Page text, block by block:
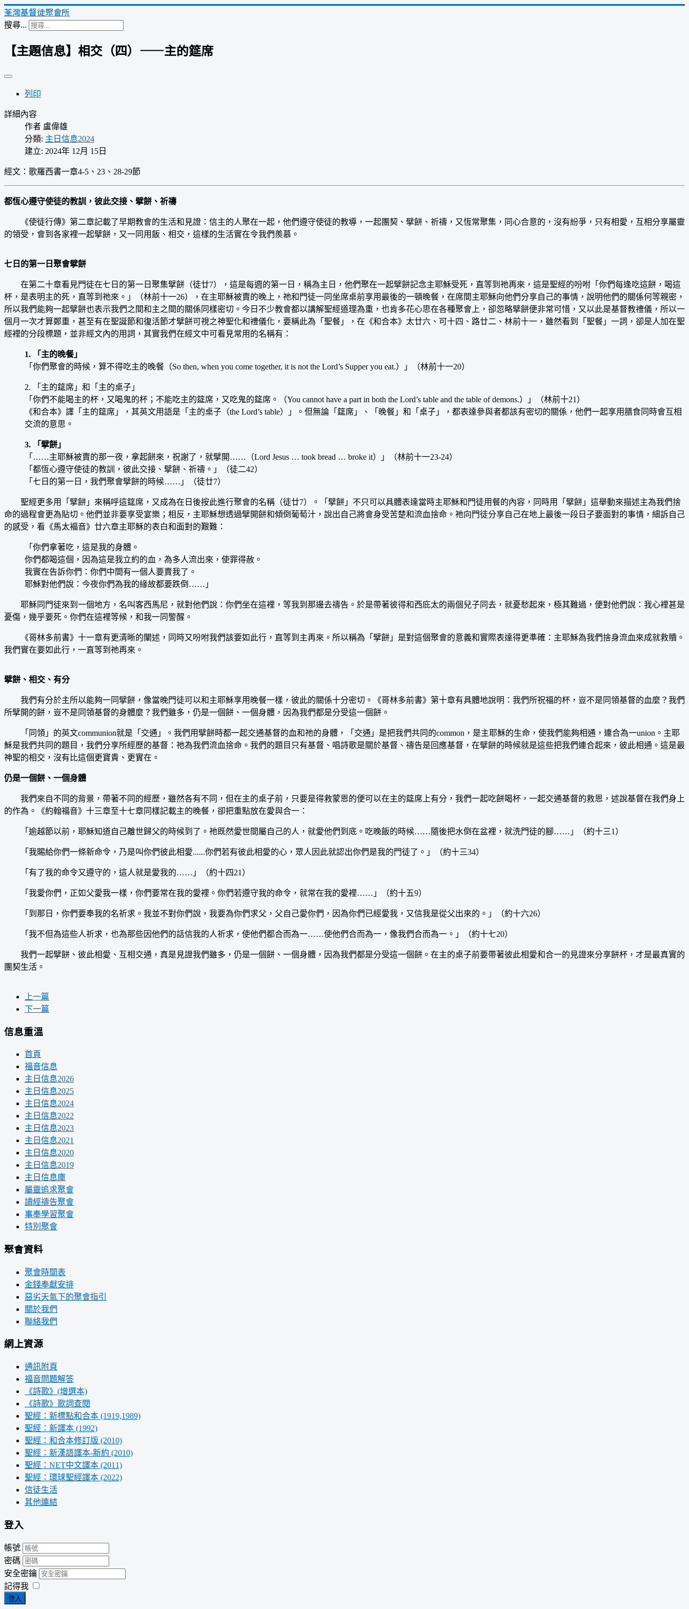
荃灣基督徒聚會所
搜尋...
【主題信息】相交（四）——主的筵席
列印
詳細內容
作者 盧偉雄
分類: 主日信息2024
建立: 2024年 12月 15日
經文：歌羅西書一章4-5、23、28-29節
都恆心遵守使徒的教訓，彼此交接、擘餅、祈禱
《使徒行傳》第二章記載了早期教會的生活和見證：信主的人聚在一起，他們遵守使徒的教導，一起團契、擘餅、祈禱，又恆常聚集，同心合意的，沒有紛爭，只有相愛，互相分享屬靈
的領受，會到各家裡一起擘餅，又一同用飯、相交，這樣的生活實在令我們羨慕。
七日的第一日聚會擘餅
在第二十章看見門徒在七日的第一日聚集擘餅（徒廿7），這是每週的第一日，稱為主日，他們聚在一起擘餅記念主耶穌受死，直等到祂再來，這是聖經的吩咐「你們每逢吃這餅，喝這
杯，是表明主的死，直等到祂來。」（林前十一26），在主耶穌被賣的晚上，祂和門徒一同坐席桌前享用最後的一頓晚餐，在席間主耶穌向他們分享自己的事情，說明他們的關係何等親密，
所以我們能夠一起擘餅也表示我們之間和主之間的關係同樣密切。今日不少教會都以講解聖經道理為重，也肯多花心思在各種聚會上，卻忽略擘餅便非常可惜，又以此是基督教禮儀，所以一
個月一次才算鄭重，甚至有在聖誕節和復活節才擘餅可視之神聖化和禮儀化，要稱此為「聖餐」，在《和合本》太廿六、可十四、路廿二、林前十一，雖然看到「聖餐」一詞，卻是人加在聖
經裡的分段標題，並非經文內的用詞，其實我們在經文中可看見常用的名稱有：
1. 「主的晚餐」
「你們聚會的時候，算不得吃主的晚餐（So then, when you come together, it is not the Lord’s Supper you eat.）」（林前十一20）
2. 「主的筵席」和「主的桌子」
「你們不能喝主的杯，又喝鬼的杯；不能吃主的筵席，又吃鬼的筵席。（You cannot have a part in both the Lord’s table and the table of demons.）」（林前十21）
《和合本》譯「主的筵席」，其英文用語是「主的桌子（the Lord’s table）」。但無論「筵席」、「晚餐」和「桌子」，都表達參與者都該有密切的關係，他們一起享用膳食同時會互相
交流的意思。
3. 「擘餅」
「……主耶穌被賣的那一夜，拿起餅來，祝謝了，就擘開……（Lord Jesus … took bread … broke it）」（林前十一23-24）
「都恆心遵守使徒的教訓，彼此交接、擘餅、祈禱。」（徒二42）
「七日的第一日，我們聚會擘餅的時候……」（徒廿7）
聖經更多用「擘餅」來稱呼這筵席，又成為在日後按此進行聚會的名稱（徒廿7）。「擘餅」不只可以具體表達當時主耶穌和門徒用餐的內容，同時用「擘餅」這舉動來描述主為我們捨
命的過程會更為貼切。他們並非要享受宴樂；相反，主耶穌想透過擘開餅和傾倒葡萄汁，說出自己將會身受苦楚和流血捨命。祂向門徒分享自己在地上最後一段日子要面對的事情，細訴自己
的感受，看《馬太褔音》廿六章主耶穌的表白和面對的艱難：
「你們拿著吃，這是我的身體。
你們都喝這個，因為這是我立約的血，為多人流出來，使罪得赦。
我實在告訴你們：你們中間有一個人要賣我了。
耶穌對他們說：今夜你們為我的緣故都要跌倒……」
耶穌同門徒來到一個地方，名叫客西馬尼，就對他們說：你們坐在這裡，等我到那邊去禱告。於是帶著彼得和西庇太的兩個兒子同去，就憂愁起來，極其難過，便對他們說：我心裡甚是
憂傷，幾乎要死。你們在這裡等候，和我一同警醒。
《哥林多前書》十一章有更清晰的闡述，同時又吩咐我們該要如此行，直等到主再來。所以稱為「擘餅」是對這個聚會的意義和實際表達得更準確：主耶穌為我們捨身流血來成就救贖。
我們實在要如此行，一直等到祂再來。
擘餅、相交、有分
我們有分於主所以能夠一同擘餅，像當晚門徒可以和主耶穌享用晚餐一樣，彼此的關係十分密切。《哥林多前書》第十章有具體地說明：我們所祝福的杯，豈不是同領基督的血麼？我們
所擘開的餅，豈不是同領基督的身體麼？我們雖多，仍是一個餅、一個身體，因為我們都是分受這一個餅。
「同領」的英文communion就是「交通」。我們用擘餅時都一起交通基督的血和祂的身體，「交通」是把我們共同的common，是主耶穌的生命，使我們能夠相通，連合為一union。主耶
穌是我們共同的題目，我們分享所經歷的基督：祂為我們流血捨命。我們的題目只有基督、唱詩歌是關於基督、禱告是回應基督，在擘餅的時候就是這些把我們連合起來，彼此相通。這是最
神聖的相交，沒有比這個更寶貴、更實在。
仍是一個餅、一個身體
我們來自不同的背景，帶著不同的經歷，雖然各有不同，但在主的桌子前，只要是得救蒙恩的便可以在主的筵席上有分，我們一起吃餅喝杯，一起交通基督的救恩，述說基督在我們身上
的作為。《約翰福音》十三章至十七章同樣記載主的晚餐，卻把重點放在愛與合一：
「逾越節以前，耶穌知道自己離世歸父的時候到了。祂既然愛世間屬自己的人，就愛他們到底。吃晚飯的時候……隨後把水倒在盆裡，就洗門徒的腳……」（約十三1）
「我賜給你們一條新命令，乃是叫你們彼此相愛......你們若有彼此相愛的心，眾人因此就認出你們是我的門徒了。」（約十三34）
「有了我的命令又遵守的，這人就是愛我的……」（約十四21）
「我愛你們，正如父愛我一樣，你們要常在我的愛裡。你們若遵守我的命令，就常在我的愛裡……」（約十五9）
「到那日，你們要奉我的名祈求。我並不對你們說，我要為你們求父，父自己愛你們，因為你們已經愛我，又信我是從父出來的。」（約十六26）
「我不但為這些人祈求，也為那些因他們的話信我的人祈求，使他們都合而為一……使他們合而為一，像我們合而為一。」（約十七20）
我們一起擘餅、彼此相愛、互相交通，真是見證我們雖多，仍是一個餅、一個身體，因為我們都是分受這一個餅。在主的桌子前要帶著彼此相愛和合一的見證來分享餅杯，才是最真實的
團契生活。
上一篇
下一篇
信息重溫
首頁
福音信息
主日信息2026
主日信息2025
主日信息2024
主日信息2022
主日信息2023
主日信息2021
主日信息2020
主日信息2019
主日信息庫
屬靈追求聚會
讀經禱告聚會
事奉學習聚會
特別聚會
聚會資料
聚會時間表
金錢奉獻安排
惡劣天氣下的聚會指引
關於我們
聯絡我們
網上資源
通訊附頁
福音問題解答
《詩歌》(增選本)
《詩歌》歌詞查閱
聖經：新標點和合本 (1919,1989)
聖經：新譯本 (1992)
聖經：和合本修訂版 (2010)
聖經：新漢語譯本-新約 (2010)
聖經：NET中文譯本 (2011)
聖經：環球聖經譯本 (2022)
信徒生活
其他連結
登入
帳號
密碼
安全密鑰
記得我
登入